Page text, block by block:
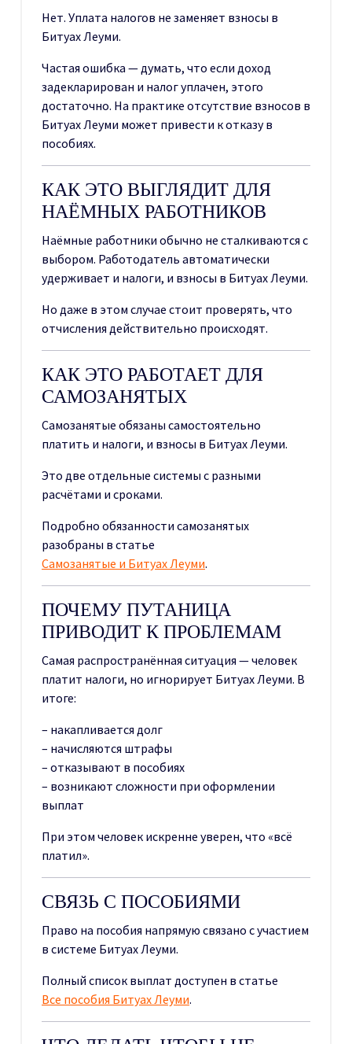
Нет. Уплата налогов не заменяет взносы в
Битуах Леуми.
Частая ошибка — думать, что если доход
задекларирован и налог уплачен, этого
достаточно. На практике отсутствие взносов в
Битуах Леуми может привести к отказу в
пособиях.
КАК ЭТО ВЫГЛЯДИТ ДЛЯ
НАЁМНЫХ РАБОТНИКОВ
Наёмные работники обычно не сталкиваются с
выбором. Работодатель автоматически
удерживает и налоги, и взносы в Битуах Леуми.
Но даже в этом случае стоит проверять, что
отчисления действительно происходят.
КАК ЭТО РАБОТАЕТ ДЛЯ
САМОЗАНЯТЫХ
Самозанятые обязаны самостоятельно
платить и налоги, и взносы в Битуах Леуми.
Это две отдельные системы с разными
расчётами и сроками.
Подробно обязанности самозанятых
разобраны в статье
Самозанятые и Битуах Леуми.
ПОЧЕМУ ПУТАНИЦА
ПРИВОДИТ К ПРОБЛЕМАМ
Самая распространённая ситуация — человек
платит налоги, но игнорирует Битуах Леуми. В
итоге:
– накапливается долг
– начисляются штрафы
– отказывают в пособиях
– возникают сложности при оформлении
выплат
При этом человек искренне уверен, что «всё
платил».
СВЯЗЬ С ПОСОБИЯМИ
Право на пособия напрямую связано с участием
в системе Битуах Леуми.
Полный список выплат доступен в статье
Все пособия Битуах Леуми.